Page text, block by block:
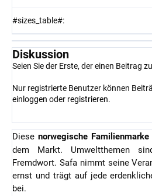
#sizes_table#:
Diskussion
Seien Sie der Erste, der einen Beitrag
Nur registrierte Benutzer können
einloggen oder registrieren.
Diesenorwegische Familienmarke
dem Markt. Umweltthemen
Fremdwort. Safa nimmt seine
ernst und trägt auf jede
bei.